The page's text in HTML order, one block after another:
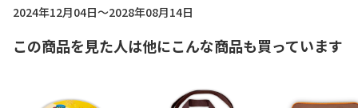
2024年12月04日～2028年08月14日
この商品を見た人は他にこんな商品も買っています